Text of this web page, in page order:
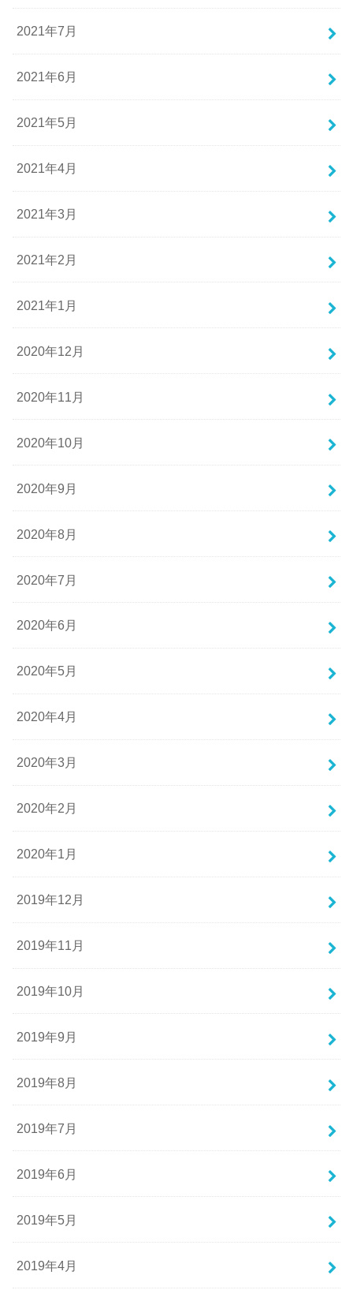
2021年7月
2021年6月
2021年5月
2021年4月
2021年3月
2021年2月
2021年1月
2020年12月
2020年11月
2020年10月
2020年9月
2020年8月
2020年7月
2020年6月
2020年5月
2020年4月
2020年3月
2020年2月
2020年1月
2019年12月
2019年11月
2019年10月
2019年9月
2019年8月
2019年7月
2019年6月
2019年5月
2019年4月